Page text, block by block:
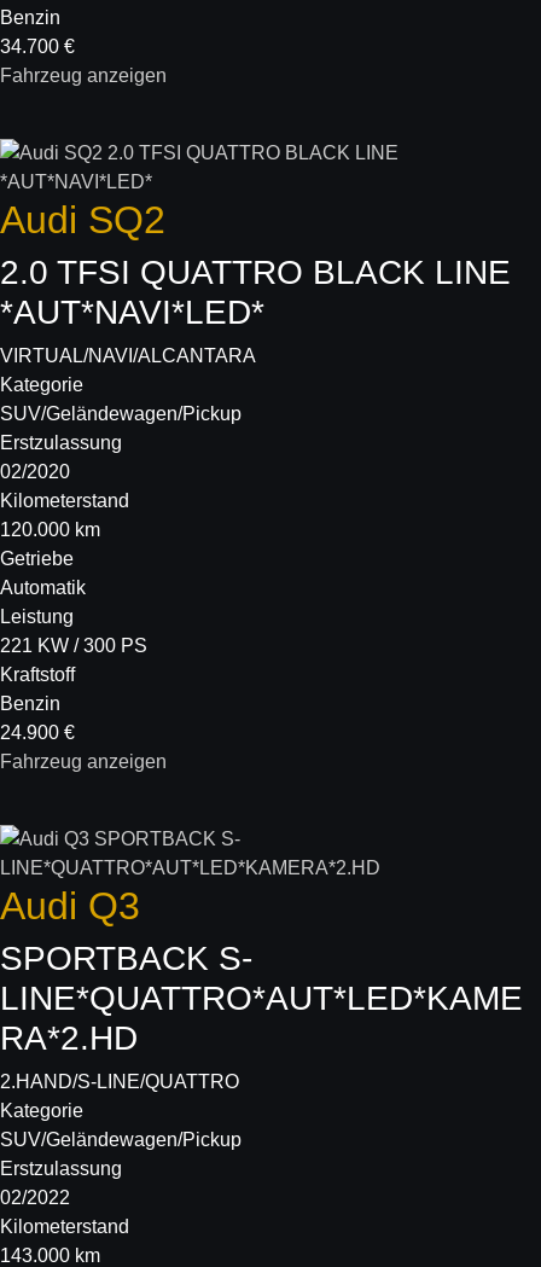
Benzin
34.700 €
Fahrzeug anzeigen
Audi SQ2
2.0 TFSI QUATTRO BLACK LINE
*AUT*NAVI*LED*
VIRTUAL/NAVI/ALCANTARA
Kategorie
SUV/Geländewagen/Pickup
Erstzulassung
02/2020
Kilometerstand
120.000 km
Getriebe
Automatik
Leistung
221 KW / 300 PS
Kraftstoff
Benzin
24.900 €
Fahrzeug anzeigen
Audi Q3
SPORTBACK S-
LINE*QUATTRO*AUT*LED*KAME
RA*2.HD
2.HAND/S-LINE/QUATTRO
Kategorie
SUV/Geländewagen/Pickup
Erstzulassung
02/2022
Kilometerstand
143.000 km